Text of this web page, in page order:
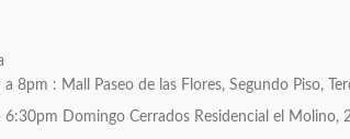
8pm : Mall Paseo de las Flores, Segundo Piso,
Domingo Cerrados Residencial el